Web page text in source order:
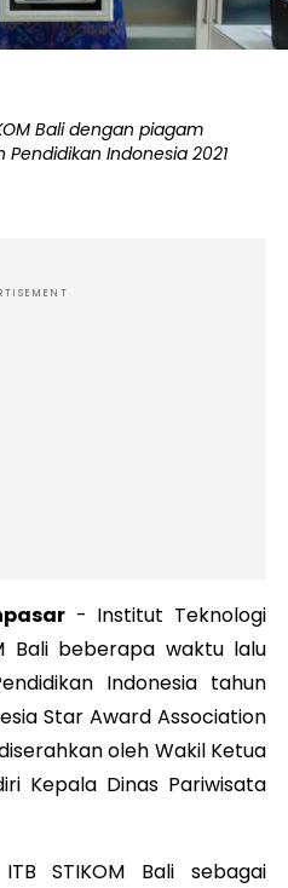
Bali dengan piagam
Indonesia 2021
- Institut Teknologi
Bali beberapa waktu lalu
Indonesia tahun
Star Award Association
oleh Wakil Ketua
Kepala Dinas Pariwisata
STIKOM Bali sebagai